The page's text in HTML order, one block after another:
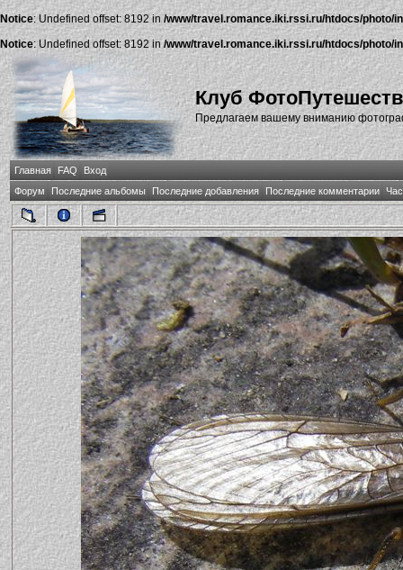
Notice: Undefined offset: 8192 in /www/travel.romance.iki.rssi.ru/htdocs/photo/
Notice: Undefined offset: 8192 in/www/travel.romance.iki.rssi.ru/htdocs/photo/
Клуб
Предлагаем вашему вниманию
Главная FAQ
Вход
Форум
Последние альбомы Последние добавления Последние комментарии